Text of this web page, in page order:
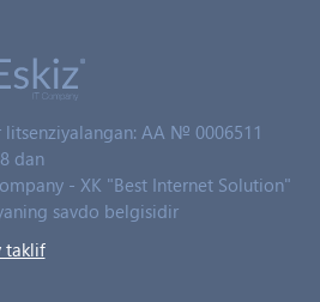
litsenziyalangan: AA № 0006511
dan
- XK "Best Internet Solution"
savdo belgisidir
taklif